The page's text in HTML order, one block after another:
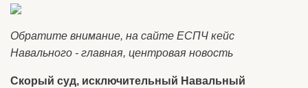
Обратите внимание, на сайте ЕСПЧ кейс
Навального - главная, центровая новость
Скорый суд, исключительный Навальный